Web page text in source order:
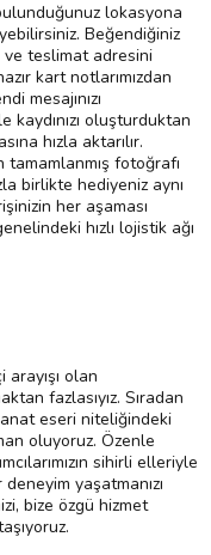
lokasyona
Beğendiğiniz
ve teslimat adresini
kart notlarımızdan
mesajınızı
oluşturduktan
hızla aktarılır.
tamamlanmış fotoğrafı
birlikte hediyeniz aynı
her aşaması
hızlı lojistik ağı
olan
fazlasıyız. Sıradan
eseri niteliğindeki
oluyoruz. Özenle
sihirli elleriyle
yaşatmanızı
bize özgü hizmet